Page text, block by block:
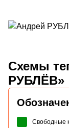
Схемы
РУБЛЁВ»
Свободные